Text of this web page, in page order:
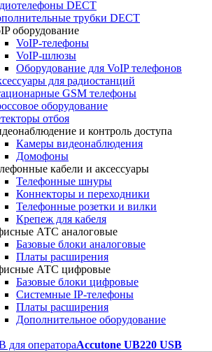
DECT
трубки DECT
оборудование
VoIP-телефоны
VoIP-шлюзы
Оборудование для VoIP телефонов
для радиостанций
GSM телефоны
оборудование
отбоя
и контроль доступа
Камеры видеонаблюдения
Домофоны
кабели и аксессуары
Телефонные шнуры
Коннекторы и переходники
Телефонные розетки и вилки
Крепеж для кабеля
АТС аналоговые
Базовые блоки аналоговые
Платы расширения
АТС цифровые
Базовые блоки цифровые
Системные IP-телефоны
Платы расширения
Дополнительное оборудование
для оператораAccutone UB220 USB